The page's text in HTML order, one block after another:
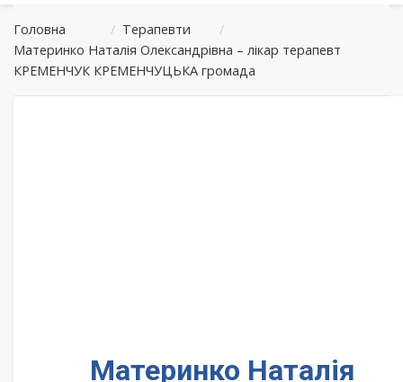
Головна / Терапевти
/
Материнко Наталія Олександрівна – лікар терапевт
КРЕМЕНЧУК КРЕМЕНЧУЦЬКА громада
Материнко Наталія